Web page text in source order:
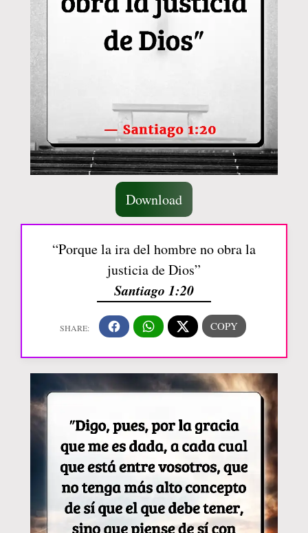
Download
“Porque la ira del hombre no obra la
justicia de Dios”
Santiago 1:20